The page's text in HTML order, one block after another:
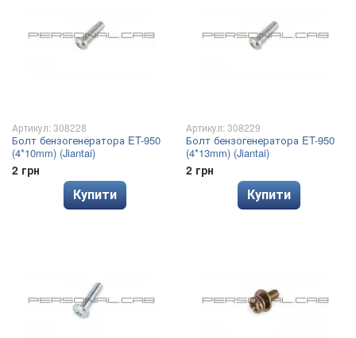
Артикул: 308228
Болт бензогенератора ET-950
(4*10mm) (Jiantai)
2 грн
Купити
Артикул: 308229
Болт бензогенератора ET-950
(4*13mm) (Jiantai)
2 грн
Купити